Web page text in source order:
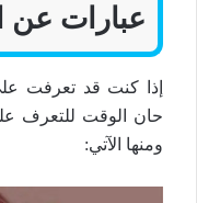
عبارات عن
إذا كنت قد تعرفت
حان الوقت للتعرف
ومنها الآتي: